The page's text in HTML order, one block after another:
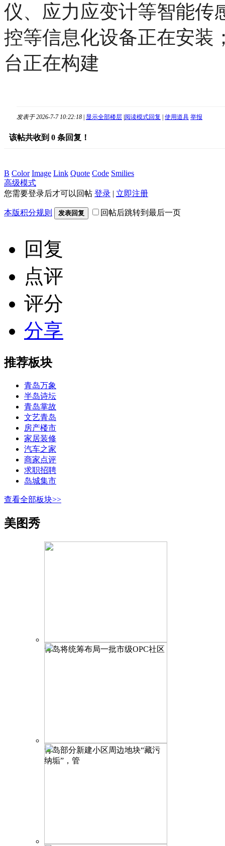
仪、应力应变计等智能传
控等信息化设备正在安装
台正在构建
发表于 2026-7-7 10:22:18 | 显示全部楼层 |阅读模式回复 | 使用道具 举报
该帖共收到 0 条回复！
B Color Image Link Quote Code Smilies
高级模式
您需要登录后才可以回帖 登录 | 立即注册
本版积分规则 发表回复 回帖后跳转到最后一页
回复
点评
评分
分享
推荐板块
青岛万象
半岛诗坛
青岛掌故
文艺青岛
房产楼市
家居装修
汽车之家
商家点评
求职招聘
岛城集市
查看全部板块>>
美图秀
青岛将统筹布局一批市级OPC社区
青岛部分新建小区周边地块“藏污
纳垢”，管